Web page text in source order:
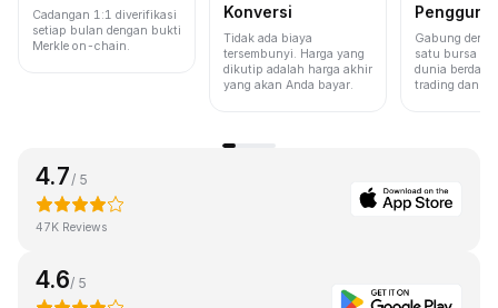
Cadangan 1:1 diverifikasi
setiap bulan dengan bukti
Merkle on-chain.
Konversi
Tidak ada biaya
tersembunyi. Harga yang
dikutip adalah harga akhir
yang akan Anda bayar.
Pengguna
Gabung
satu bursa
dunia
trading dan
4.7 / 5
47K Reviews
4.6/ 5